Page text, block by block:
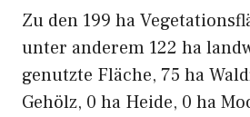
Zu den 199 ha
unter anderem 122 ha
genutzte Fläche, 75 ha
Gehölz, 0 ha Heide, 0 ha